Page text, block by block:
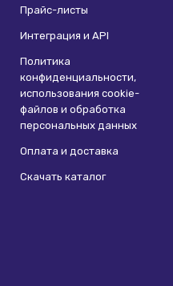
Прайс-листы
Интеграция и API
Политика
конфиденциальности,
использования сookie-
файлов и обработка
персональных данных
Оплата и доставка
Скачать каталог